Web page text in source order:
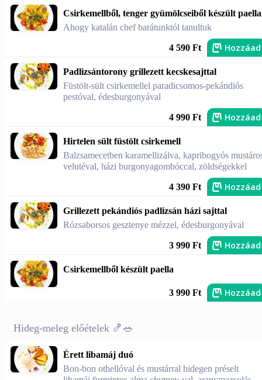
Csirkemellből, tenger gyümölcseiből készült paella
Ahogy katalán chef barátunktól tanultuk
4 590 Ft Hozzáad
Padlizsántorony grillezett kecskesajttal
Füstölt-sült csirkemellel paradicsomos-pekándiós
pestóval, édesburgonyával
4 990 Ft Hozzáad
Hirtelen sült füstölt csirkemell
Balzsamecetben karamellizálva, kapribogyós
velutéval, házi burgonyagombóccal, zöldségekkel
4 390 Ft Hozzáad
Grillezett pekándiós padlizsán házi sajttal
Rózsaborsos gesztenye mézzel, édesburgonyával
3 990 Ft Hozzáad
Csirkemellből készült paella
3 990 Ft Hozzáad
Hideg-meleg előételek 🍤🥗
Érett libamáj duó
Bon-bon othellóval és mustárral hidegen préselt